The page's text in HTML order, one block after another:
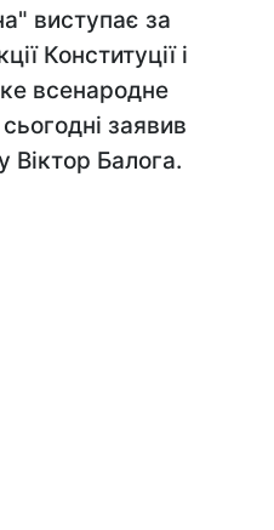
виступає за
Конституції і
всенародне
заявив
Віктор Балога.